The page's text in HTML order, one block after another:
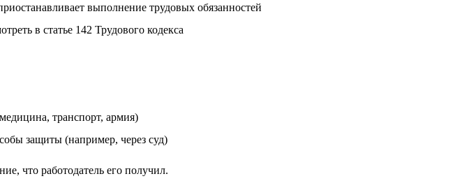
выполнение трудовых обязанностей
в статье 142 Трудового кодекса
транспорт, армия)
защиты (например, через суд)
что работодатель его получил.